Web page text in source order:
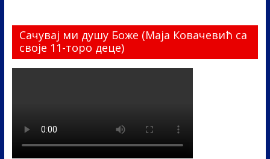
Сачувај ми душу Боже (Маја Ковачевић са
своје 11-торо деце)